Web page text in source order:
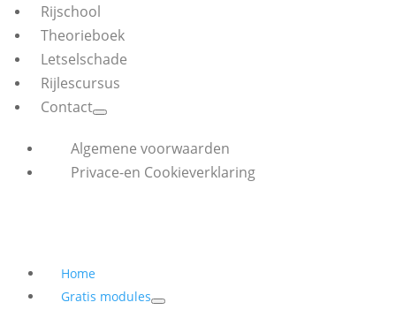
Rijschool
Theorieboek
Letselschade
Rijlescursus
Contact
Algemene voorwaarden
Privace-en Cookieverklaring
Home
Gratis modules